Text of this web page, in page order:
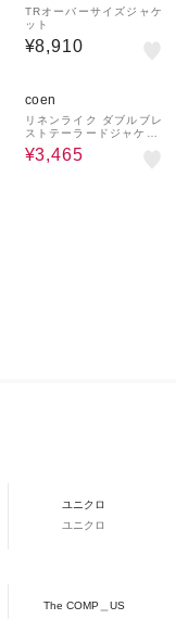
TRオーバーサイズジャケ
ット
¥8,910
coen
リネンライク ダブルブレ
ストテーラードジャケッ
ト
¥3,465
ユニクロ
ユニクロ
The COMP＿US